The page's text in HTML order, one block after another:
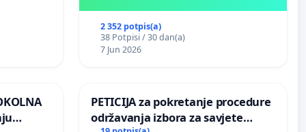
2 352 potpis(a)
38 Potpisi / 30 dan(a)
7 Jun 2026
PETICIJA za pokretanje procedure
održavanja izbora za savjete